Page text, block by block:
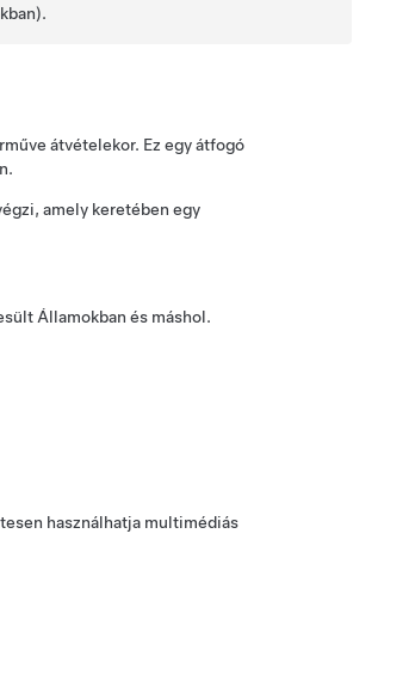
átvételekor. Ez egy átfogó
amely keretében egy
Államokban és máshol.
használhatja multimédiás